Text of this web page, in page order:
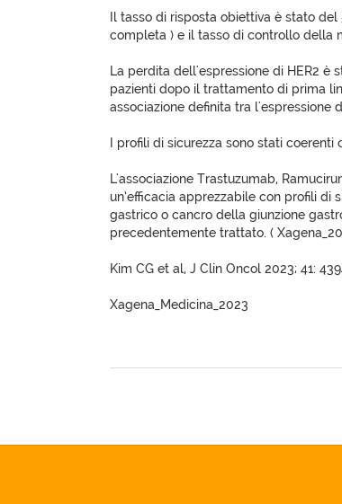
Il tasso di risposta obiettiva è stato
completa ) e il tasso di controllo della
La perdita dell'espressione di HER2 è
pazienti dopo il trattamento di prima
associazione definita tra l'espressione
I profili di sicurezza sono stati
L'associazione Trastuzumab,
un’efficacia apprezzabile con profili di
gastrico o cancro della giunzione
precedentemente trattato. (
Kim CG et al, J Clin Oncol 2023; 41:
Xagena_Medicina_2023